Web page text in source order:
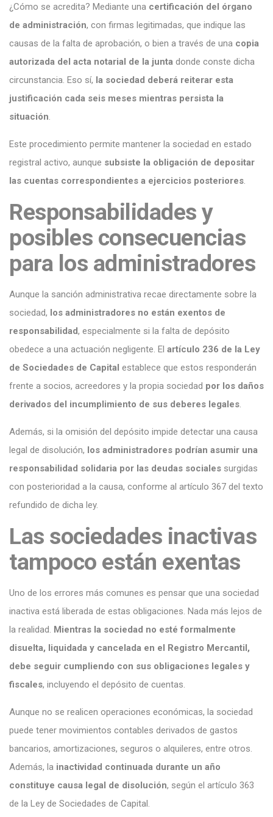
¿Cómo se acredita? Mediante una certificación del órgano
de administración, con firmas legitimadas, que indique las
causas de la falta de aprobación, o bien a través de una copia
autorizada del acta notarial de la junta donde conste dicha
circunstancia. Eso sí, la sociedad deberá reiterar esta
justificación cada seis meses mientras persista la
situación.
Este procedimiento permite mantener la sociedad en estado
registral activo, aunque subsiste la obligación de depositar
las cuentas correspondientes a ejercicios posteriores.
Responsabilidades y
posibles consecuencias
para los administradores
Aunque la sanción administrativa recae directamente sobre la
sociedad, los administradores no están exentos de
responsabilidad, especialmente si la falta de depósito
obedece a una actuación negligente. El artículo 236 de la Ley
de Sociedades de Capital establece que estos responderán
frente a socios, acreedores y la propia sociedad por los daños
derivados del incumplimiento de sus deberes legales.
Además, si la omisión del depósito impide detectar una causa
legal de disolución, los administradores podrían asumir una
responsabilidad solidaria por las deudas sociales surgidas
con posterioridad a la causa, conforme al artículo 367 del texto
refundido de dicha ley.
Las sociedades inactivas
tampoco están exentas
Uno de los errores más comunes es pensar que una sociedad
inactiva está liberada de estas obligaciones. Nada más lejos de
la realidad. Mientras la sociedad no esté formalmente
disuelta, liquidada y cancelada en el Registro Mercantil,
debe seguir cumpliendo con sus obligaciones legales y
fiscales, incluyendo el depósito de cuentas.
Aunque no se realicen operaciones económicas, la sociedad
puede tener movimientos contables derivados de gastos
bancarios, amortizaciones, seguros o alquileres, entre otros.
Además, la inactividad continuada durante un año
constituye causa legal de disolución, según el artículo 363
de la Ley de Sociedades de Capital.